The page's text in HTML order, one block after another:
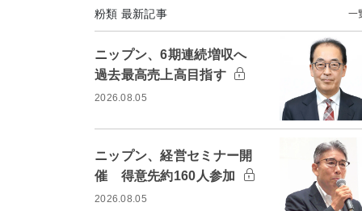
粉類 最新記事 一
ニップン、6期連続増収へ
過去最高売上高目指す
2026.08.05
ニップン、経営セミナー開
催 得意先約160人参加
2026.08.05